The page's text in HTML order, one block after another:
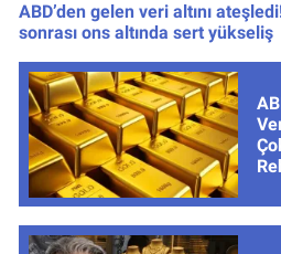
ABD’den gelen veri altını
sonrası ons altında sert yükseliş